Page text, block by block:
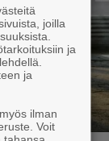
joilla
ja
ja
ilman
Voit